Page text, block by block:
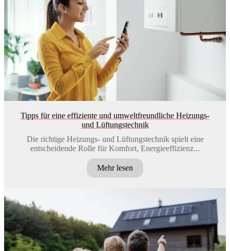
Tipps für eine effiziente und umweltfreundliche Heizungs-
und Lüftungstechnik
Die richtige Heizungs- und Lüftungstechnik spielt eine
entscheidende Rolle für Komfort, Energieeffizienz...
Mehr lesen